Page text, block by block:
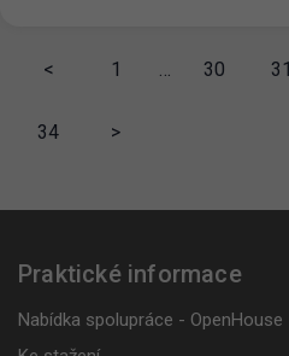
< 1 … 30 31
34 >
Praktické informace
Nabídka spolupráce - OpenHouse